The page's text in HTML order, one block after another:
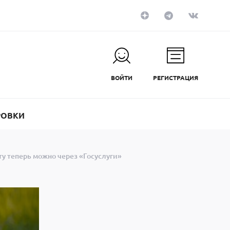
ВОЙТИ РЕГИСТРАЦИЯ
можно через «Госуслуги»